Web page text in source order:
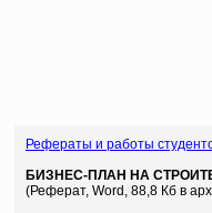
Рефераты и работы
БИЗНЕС-ПЛАН НА
(Реферат, Word, 88,8 Кб в